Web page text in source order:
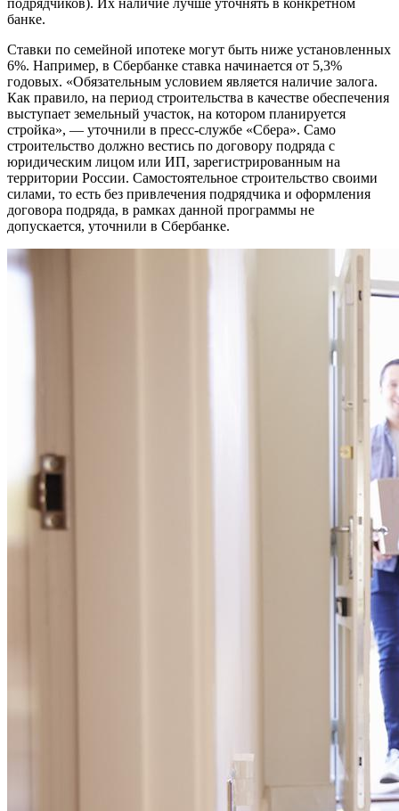
подрядчиков). Их наличие лучше уточнять в конкретном
банке.
Ставки по семейной ипотеке могут быть ниже установленных
6%. Например, в Сбербанке ставка начинается от 5,3%
годовых. «Обязательным условием является наличие залога.
Как правило, на период строительства в качестве обеспечения
выступает земельный участок, на котором планируется
стройка», — уточнили в пресс-службе «Сбера». Само
строительство должно вестись по договору подряда с
юридическим лицом или ИП, зарегистрированным на
территории России. Самостоятельное строительство своими
силами, то есть без привлечения подрядчика и оформления
договора подряда, в рамках данной программы не
допускается, уточнили в Сбербанке.